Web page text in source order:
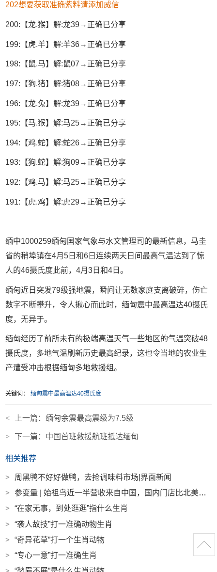
202想要获取准确紫料请添加威信
200:【龙.猴】解:龙39→正确已分享
199:【虎.羊】解:羊36→正确已分享
198:【鼠.马】解:鼠07→正确已分享
197:【狗.猪】解:猪08→正确已分享
196:【龙.兔】解:龙39→正确已分享
195:【马.猴】解:马25→正确已分享
194:【鸡.蛇】解:蛇26→正确已分享
193:【狗.蛇】解:狗09→正确已分享
192:【鸡.马】解:马25→正确已分享
191:【虎.鸡】解:虎29→正确已分享
缅中1000259缅甸国家气象与水文管理司的最新信息，马圭
省的稍埠镇在4月5日和6日连续两天日间最高气温达到了惊
人的46摄氏度此前，4月3日和4日。
缅甸近日突发79级强地震，瞬间让无数家庭支离破碎，伤亡
数字不断攀升，令人揪心而此时，缅甸震中最高温达40摄氏
度，无异于。
缅甸经历了前所未有的极端高温天气一些地区的气温突破48
摄氏度，多地气温刷新历史最高纪录，这也令当地的农业生
产遭受冲击根据缅甸多地救援组。
关键词： 缅甸震中最高温达40摄氏度
< 上一篇：缅甸余震最高震级为7.5级
> 下一篇： 中国首班救援航班抵达缅甸
相关推荐
>
周黑鸭不好好做鸭，去抢调味料市场|界面新闻
>
参变量 | 始祖鸟近一半营收来自中国，国内门店比北美更赚钱|界面新闻
>
“在家无事，到处逛逛”指什么生肖
>
“袭人故技”打一准确动物生肖
>
“奇异花草”打一个生肖动物
>
“专心一意”打一准确生肖